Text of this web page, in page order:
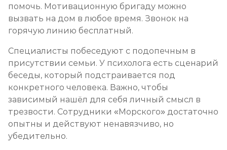
помочь. Мотивационную бригаду можно
вызвать на дом в любое время. Звонок на
горячую линию бесплатный.
Специалисты побеседуют с подопечным в
присутствии семьи. У психолога есть сценарий
беседы, который подстраивается под
конкретного человека. Важно, чтобы
зависимый нашёл для себя личный смысл в
трезвости. Сотрудники «Морского» достаточно
опытны и действуют ненавязчиво, но
убедительно.